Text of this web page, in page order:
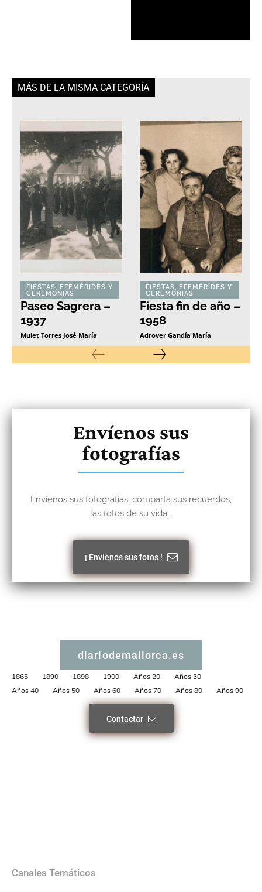
MÁS DE LA MISMA CATEGORÍA
FIESTAS, EFEMÉRIDES Y
CEREMONIAS
Paseo Sagrera –
1937
Mulet Torres José María
FIESTAS, EFEMÉRIDES Y
CEREMONIAS
Fiesta fin de año –
1958
Adrover Gandía María
Envíenos sus
fotografías
Envíenos sus fotografías, comparta sus recuerdos,
las fotos de su vida...
¡ Envíenos sus fotos !
diariodemallorca.es
1865 1890 1898 1900 Años 20
Años 30
Años 40
Años 50 Años 60 Años 70 Años 80 Años 90
Contactar
Canales Temáticos